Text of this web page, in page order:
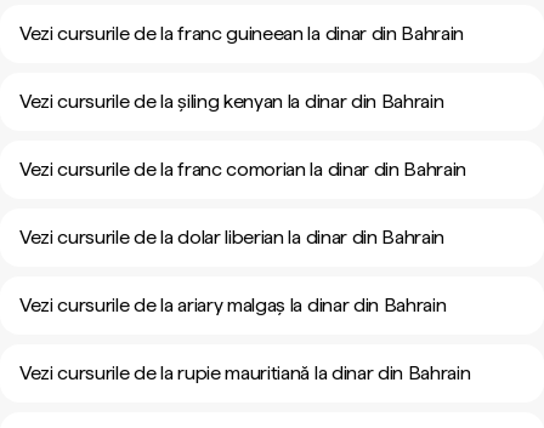
Vezi cursurile de la franc guineean la dinar din Bahrain
Vezi cursurile de la șiling kenyan la dinar din Bahrain
Vezi cursurile de la franc comorian la dinar din Bahrain
Vezi cursurile de la dolar liberian la dinar din Bahrain
Vezi cursurile de la ariary malgaș la dinar din Bahrain
Vezi cursurile de la rupie mauritiană la dinar din Bahrain